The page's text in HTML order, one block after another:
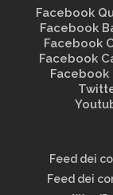
Facebook
Facebook
Facebook
Facebook
Facebook
Feed dei
Feed dei